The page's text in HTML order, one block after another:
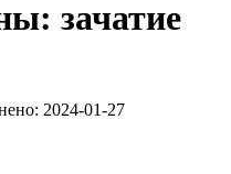
зачатие
2024-01-27